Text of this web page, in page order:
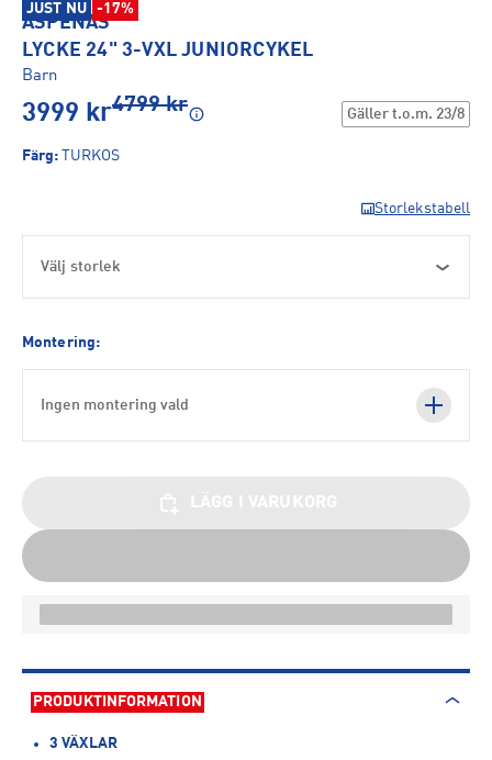
JUST NU -17%
ASPENÄS
LYCKE 24" 3-VXL JUNIORCYKEL
Barn
3999 kr4799 kr Gäller t.o.m. 23/8
Färg: TURKOS
Storlekstabell
Välj storlek
Montering:
Ingen montering vald
PRODUKTINFORMATION
3 VÄXLAR